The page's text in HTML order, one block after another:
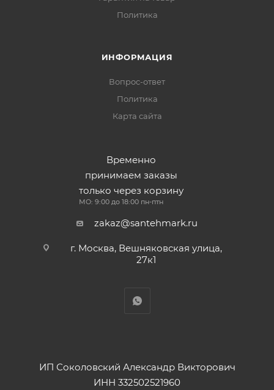
Политика
ИНФОРМАЦИЯ
Вопрос-ответ
Политика
Карта сайта
Временно
принимаем заказы
только через корзину
МО: 9:00 до 18:00 пн-птн
zakaz@santehmark.ru
г. Москва, Вешняковская улица,
27к1
ИП Соколовский Александр Викторович
ИНН 332502521960